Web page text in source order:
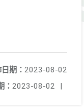
期： 2023-08-02
： 2023-08-02 |